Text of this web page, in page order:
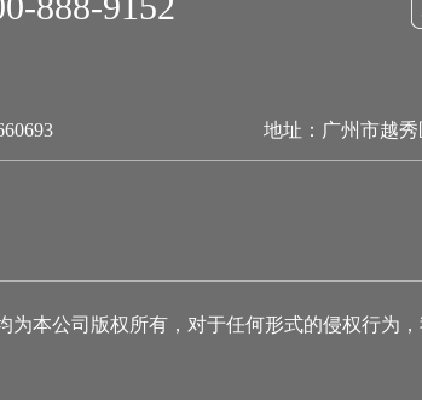
地址：广州市越秀
为本公司版权所有，对于任何形式的侵权行为